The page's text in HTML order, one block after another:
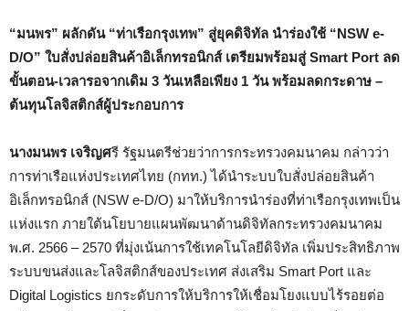
“มนพร” ผลักดัน “ท่าเรือกรุงเทพ” สู่ยุคดิจิทัล นำร่องใช้ “NSW e-
D/O” ใบสั่งปล่อยสินค้าอิเล็กทรอนิกส์ เตรียมพร้อมสู่ Smart Port ลด
ขั้นตอน-เวลารอจากเดิม 3 วันเหลือเพียง 1 วันพร้อมลดกระดาษ –
ต้นทุนโลจิสติกส์ผู้ประกอบการ
นางมนพร เจริญศรี รัฐมนตรีช่วยว่าการกระทรวงคมนาคม กล่าวว่า
การท่าเรือแห่งประเทศไทย (กทท.) ได้นำระบบใบสั่งปล่อยสินค้า
อิเล็กทรอนิกส์ (NSW e-D/O) มาให้บริการนำร่องที่ท่าเรือกรุงเทพเป็น
แห่งแรก ภายใต้นโยบายแผนพัฒนาด้านดิจิทัลกระทรวงคมนาคม
พ.ศ. 2566 – 2570 ที่มุ่งเน้นการใช้เทคโนโลยีดิจิทัล เพิ่มประสิทธิภาพ
ระบบขนส่งและโลจิสติกส์ของประเทศ ส่งเสริม Smart Port และ
Digital Logistics ยกระดับการให้บริการให้เชื่อมโยงแบบไร้รอยต่อ